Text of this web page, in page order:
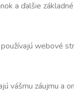
a ďalšie
webové
vášmu záujmu a